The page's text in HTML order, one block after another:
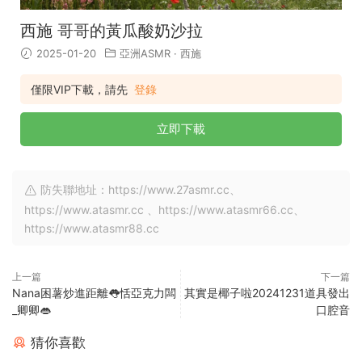
西施 哥哥的黃瓜酸奶沙拉
2025-01-20 亞洲ASMR · 西施
僅限VIP下載，請先 登錄
立即下載
防失聯地址：https://www.27asmr.cc、
https://www.atasmr.cc 、https://www.atasmr66.cc、
https://www.atasmr88.cc
上一篇
Nana困薯炒進距離👅恬亞克力闆
_卿卿👄
下一篇
其實是椰子啦20241231道具發出
口腔音
猜你喜歡